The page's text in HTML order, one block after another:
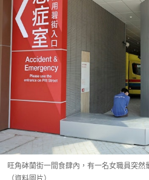
旺角砵蘭街一間食肆內，有一名女職員突然